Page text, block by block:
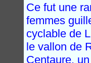
Ce fut une
femmes
cyclable de
le vallon de
Centaure,